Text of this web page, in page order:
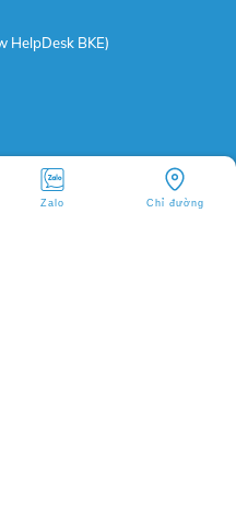
BKE)
Zalo Chỉ đường